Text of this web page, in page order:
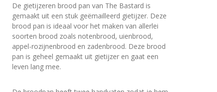
De gietijzeren brood pan van The Bastard is
gemaakt uit een stuk geëmailleerd gietijzer. Deze
brood pan is ideaal voor het maken van allerlei
soorten brood zoals notenbrood, uienbrood,
appel-rozijnenbrood en zadenbrood. Deze brood
pan is geheel gemaakt uit gietijzer en gaat een
leven lang mee.